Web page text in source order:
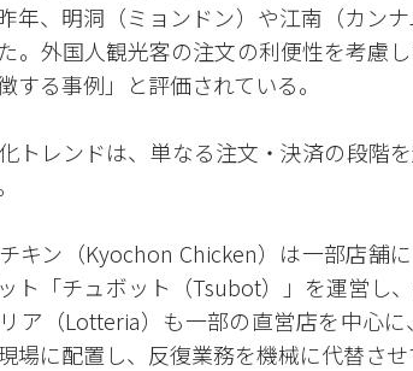
年、明洞（ミョンドン）や江南（カン
。外国人観光客の注文の利便性を考慮
する事例」と評価されている。
トレンドは、単なる注文・決済の段階
キン（Kyochon Chicken）は一部店舗
ト「チュボット（Tsubot）」を運営し
ア（Lotteria）も一部の直営店を中心
場に配置し、反復業務を機械に代替させ